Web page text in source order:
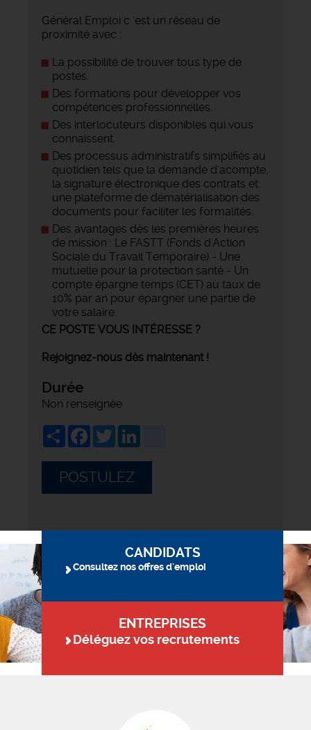
Général Emploi c 'est un réseau de
proximité avec :
La possibilité de trouver tous type de
postes.
Des formations pour développer vos
compétences professionnelles.
Des interlocuteurs disponibles qui vous
connaissent.
Des processus administratifs simplifiés au
quotidien tels que la demande d'acompte,
la signature électronique des contrats et
une plateforme de dématérialisation des
documents pour faciliter les formalités.
Des avantages dès les premières heures
de mission : Le FASTT (Fonds d'Action
Sociale du Travail Temporaire) - Une
mutuelle pour la protection santé - Un
compte épargne temps (CET) au taux de
10% par an pour épargner une partie de
votre salaire.
CE POSTE VOUS INTÉRESSE ?
Rejoignez-nous dès maintenant !
Durée
Non renseignée
ShareFacebook
Twitter
POSTULEZ
CANDIDATS
Consultez nos offres d'emploi
ENTREPRISES
Déléguez vos recrutements